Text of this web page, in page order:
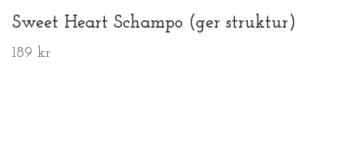
Sweet Heart Schampo (ger struktur)
189 kr